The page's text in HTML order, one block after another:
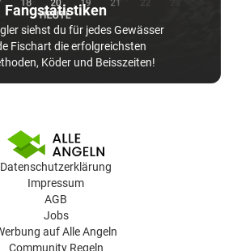
Fangstatistiken
siehst du für jedes Gewässer
Fischart die erfolgreichsten
Köder und Beisszeiten!
Datenschutzerklärung
Impressum
AGB
Jobs
auf Alle Angeln
Community Regeln